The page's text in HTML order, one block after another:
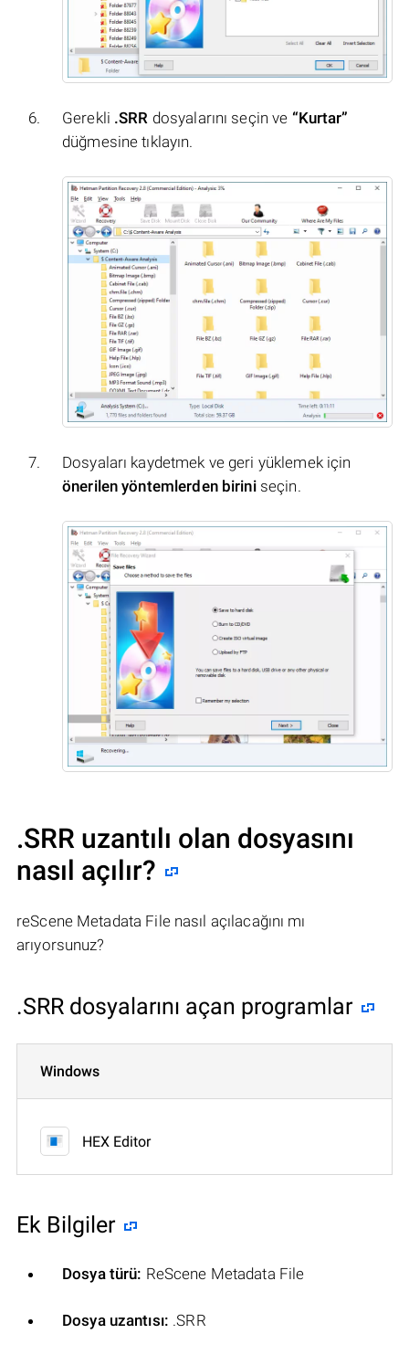
Gerekli .SRR dosyalarını seçin ve “Kurtar”
düğmesine tıklayın.
Dosyaları kaydetmek ve geri yüklemek için
önerilen yöntemlerden biriniseçin.
.SRR uzantılı olan dosyasını
nasıl açılır?
reScene Metadata File nasıl açılacağını mı
arıyorsunuz?
.SRR dosyalarını açan programlar
Windows
HEX Editor
Ek Bilgiler
Dosya türü: ReScene Metadata File
Dosya uzantısı: .SRR